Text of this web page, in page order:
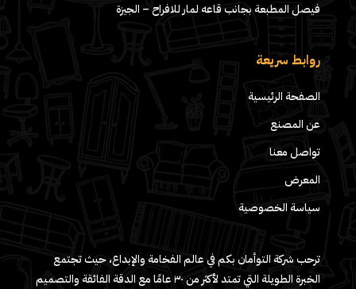
فيصل المطبعة بجانب قاعه لمار للافراح – الجيزة
روابط سريعة
الصفحة الرئيسية
عن المصنع
تواصل معنا
المعرض
سياسة الخصوصية
ترحب شركة التوأمان بكم في عالم الفخامة والإبداع، حيث تجتمع
الخبرة الطويلة التي تمتد لأكثر من ٣٠ عامًا مع الدقة الفائقة والتصميم